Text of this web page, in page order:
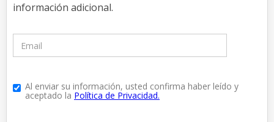
información adicional.
Al enviar su información, usted confirma haber leído y
aceptado la Política de Privacidad.